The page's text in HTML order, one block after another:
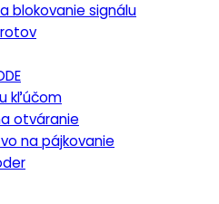
blokovanie signálu
kľúčom
otváranie
na pájkovanie